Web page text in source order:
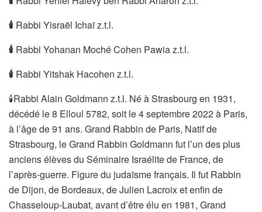
🕯 Rabbi Yisraël Ichaï z.t.l.
🕯 Rabbi Yohanan Moché Cohen Pawia z.t.l.
🕯 Rabbi Yitshak Hacohen z.t.l.
🕯Rabbi Alain Goldmann z.t.l. Né à Strasbourg en 1931,
décédé le 8 Elloul 5782, soit le 4 septembre 2022 à Paris,
à l’âge de 91 ans. Grand Rabbin de Paris, Natif de
Strasbourg, le Grand Rabbin Goldmann fut l’un des plus
anciens élèves du Séminaire Israélite de France, de
l’après-guerre. Figure du judaïsme français. Il fut Rabbin
de Dijon, de Bordeaux, de Julien Lacroix et enfin de
Chasseloup-Laubat, avant d’être élu en 1981, Grand